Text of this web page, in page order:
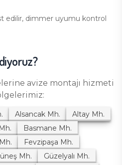
edilir, dimmer uyumu kontrol
avize montajı hizmeti
Alsancak Mh. Altay Mh.
Mh. Basmane Mh.
Mh. Fevzipaşa Mh.
Mh. Güzelyalı Mh.